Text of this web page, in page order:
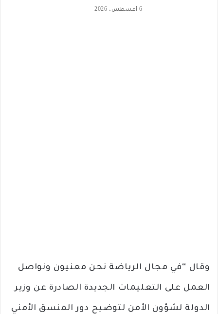
6 أغسطس، 2026
وقال “في مجال الرياضة نحن معنيون ونواصل
العمل على التعليمات الجديدة الصادرة عن وزير
الدولة لشؤون الأمن لتوضيح دور المنسق الأمني